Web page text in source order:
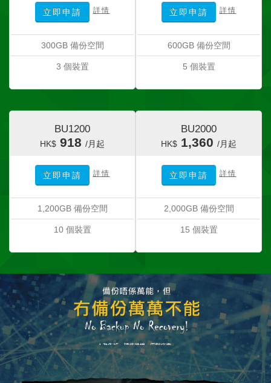
立即申請 詳情
300GB 備份空間
3 個裝置
立即申請 詳情
600GB 備份空間
5 個裝置
BU1200
HK$ 918 /月起
立即申請 詳情
1,200GB 備份空間
10 個裝置
BU2000
HK$ 1,360 /月起
立即申請 詳情
2,000GB 備份空間
15 個裝置